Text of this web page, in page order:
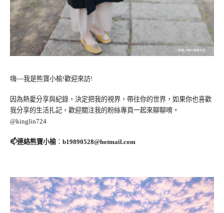
嗨~~我是熊寶小榆!歡迎來訪!
因為熱愛分享與紀錄，決定把我的視界，帶往你的世界，如果你也喜歡
我分享的生活扎記，歡迎關注我的粉絲專頁一起來聊聊唷。
@kinglin724
📫連絡熊寶小榆： b19890528@hotmail.com